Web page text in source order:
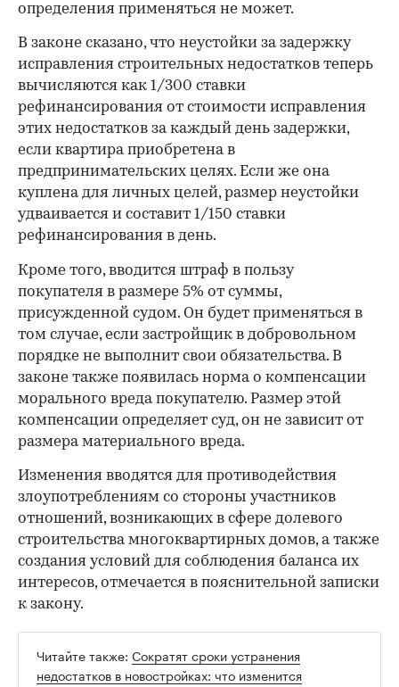
определения применяться не может.
В законе сказано, что неустойки за задержку
исправления строительных недостатков теперь
вычисляются как 1/300 ставки
рефинансирования от стоимости исправления
этих недостатков за каждый день задержки,
если квартира приобретена в
предпринимательских целях. Если же она
куплена для личных целей, размер неустойки
удваивается и составит 1/150 ставки
рефинансирования в день.
Кроме того, вводится штраф в пользу
покупателя в размере 5% от суммы,
присужденной судом. Он будет применяться в
том случае, если застройщик в добровольном
порядке не выполнит свои обязательства. В
законе также появилась норма о компенсации
морального вреда покупателю. Размер этой
компенсации определяет суд, он не зависит от
размера материального вреда.
Изменения вводятся для противодействия
злоупотреблениям со стороны участников
отношений, возникающих в сфере долевого
строительства многоквартирных домов, а также
создания условий для соблюдения баланса их
интересов, отмечается в пояснительной записки
к закону.
Читайте также: Сократят сроки устранения
недостатков в новостройках: что изменится